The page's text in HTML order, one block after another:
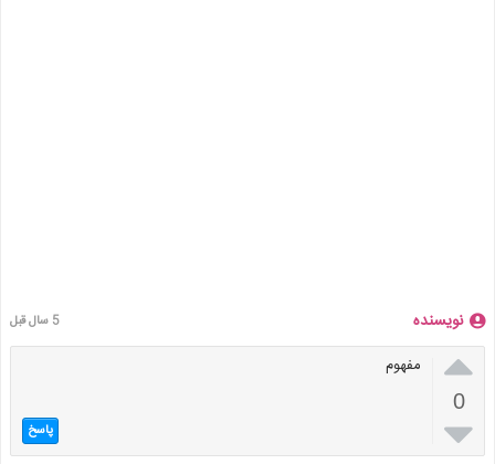
نویسنده 5 سال قبل

0

مفهوم
پاسخ